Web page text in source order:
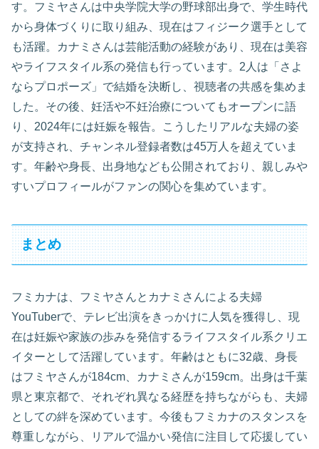
す。フミヤさんは中央学院大学の野球部出身で、学生時代
から身体づくりに取り組み、現在はフィジーク選手として
も活躍。カナミさんは芸能活動の経験があり、現在は美容
やライフスタイル系の発信も行っています。2人は「さよ
ならプロポーズ」で結婚を決断し、視聴者の共感を集めま
した。その後、妊活や不妊治療についてもオープンに語
り、2024年には妊娠を報告。こうしたリアルな夫婦の姿
が支持され、チャンネル登録者数は45万人を超えていま
す。年齢や身長、出身地なども公開されており、親しみや
すいプロフィールがファンの関心を集めています。
まとめ
フミカナは、フミヤさんとカナミさんによる夫婦
YouTuberで、テレビ出演をきっかけに人気を獲得し、現
在は妊娠や家族の歩みを発信するライフスタイル系クリエ
イターとして活躍しています。年齢はともに32歳、身長
はフミヤさんが184cm、カナミさんが159cm。出身は千葉
県と東京都で、それぞれ異なる経歴を持ちながらも、夫婦
としての絆を深めています。今後もフミカナのスタンスを
尊重しながら、リアルで温かい発信に注目して応援してい